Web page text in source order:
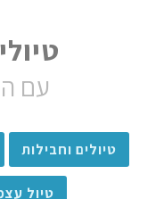
עם
טיולים וחבילות
טיול